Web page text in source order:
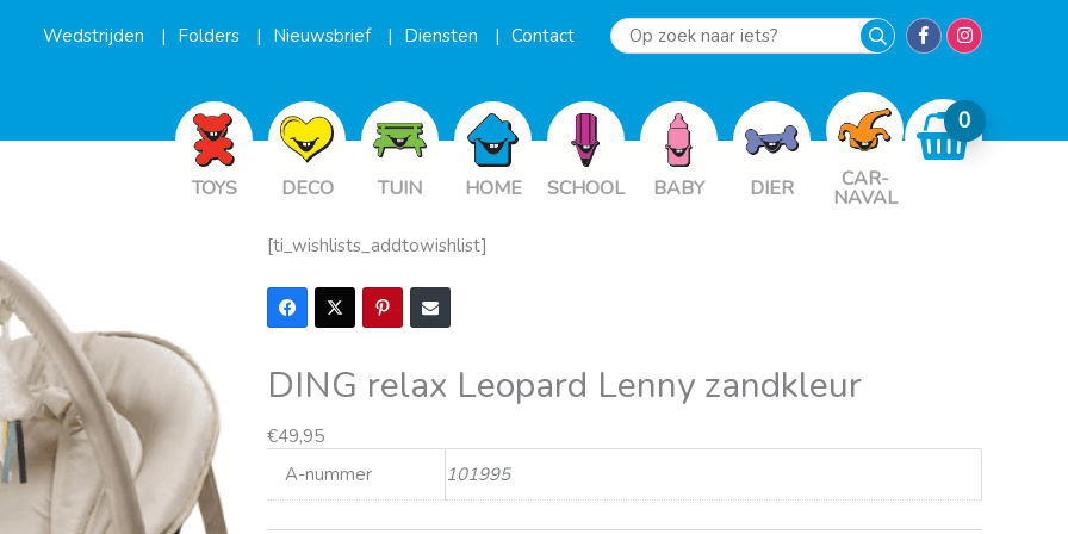
Wedstrijden Folders Nieuwsbrief Diensten Contact
Op
iets?
TOYS DECO TUIN HOME SCHOOL BABY DIER CAR-
NAVAL
[ti_wishlists_addtowishlist]
DING relax Leopard Lenny zandkleur
€49,95
A-nummer
101995